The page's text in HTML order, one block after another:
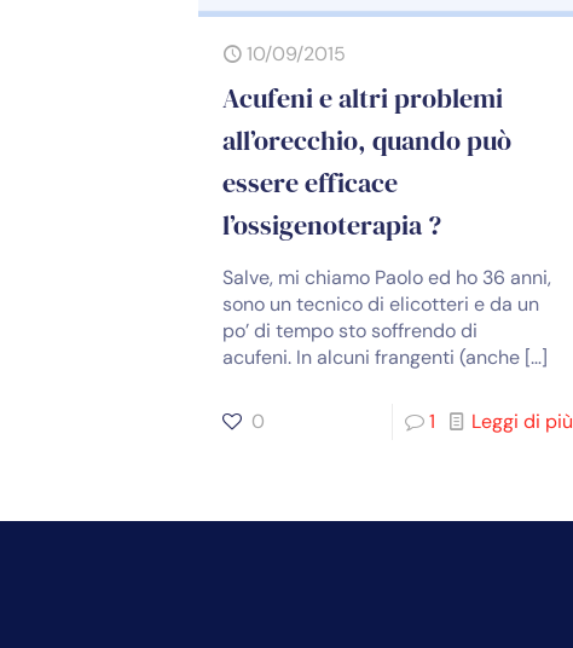
10/09/2015
Acufeni e altri problemi
all’orecchio, quando può
essere efficace
l’ossigenoterapia ?
Salve, mi chiamo Paolo ed ho 36 anni,
sono un tecnico di elicotteri e da un
po’ di tempo sto soffrendo di
acufeni. In alcuni frangenti (anche […]
0 1 Leggi di più